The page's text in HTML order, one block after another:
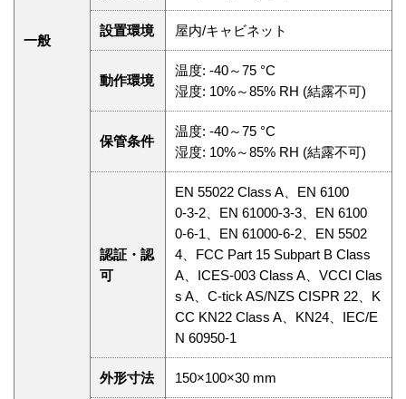
一般
設置環境 屋内/キャビネット
動作環境
温度: ‑40～75 °C
湿度: 10%～85% RH (結露不可)
保管条件
温度: ‑40～75 °C
湿度: 10%～85% RH (結露不可)
認証・認
可
EN 55022 Class A、EN 6100
0‑3‑2、EN 61000‑3‑3、EN 6100
0‑6‑1、EN 61000‑6‑2、EN 5502
4、FCC Part 15 Subpart B Class
A、ICES‑003 Class A、VCCI Clas
s A、C‑tick AS/NZS CISPR 22、K
CC KN22 Class A、KN24、IEC/E
N 60950‑1
外形寸法 150×100×30 mm